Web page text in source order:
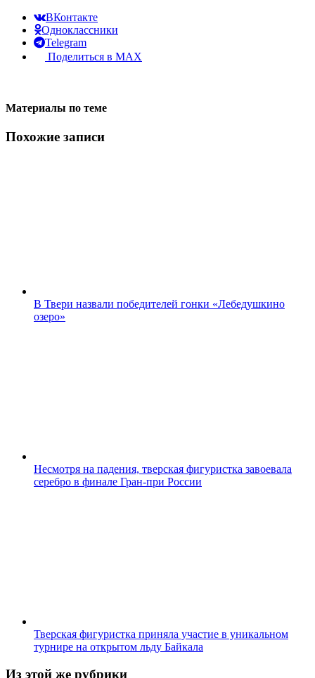
ВКонтакте
Одноклассники
Telegram
Поделиться в MAX
Материалы по теме
Похожие записи
В Твери назвали победителей гонки «Лебедушкино
озеро»
Несмотря на падения, тверская фигуристка завоевала
серебро в финале Гран-при России
Тверская фигуристка приняла участие в уникальном
турнире на открытом льду Байкала
Из этой же рубрики